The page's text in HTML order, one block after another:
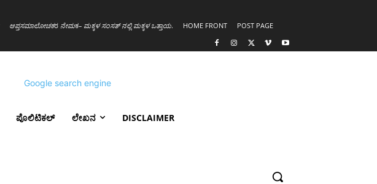
ಆಪ್ತಸಮಾಲೋಚಕರ ನೇಮಕ– ಮಕ್ಕಳ ಸಂಸತ್ ನಲ್ಲಿ ಮಕ್ಕಳ ಒತ್ತಾಯ. HOME FRONT POST PAGE
ಪೊಲಿಟಿಕಲ್ ಲೇಖನ DISCLAIMER